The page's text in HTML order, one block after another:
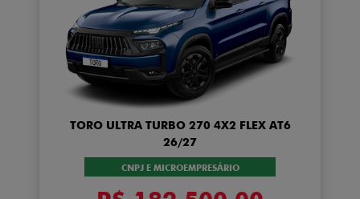
TORO ULTRA TURBO 270 4X2 FLEX AT6
26/27
CNPJ E MICROEMPRESÁRIO